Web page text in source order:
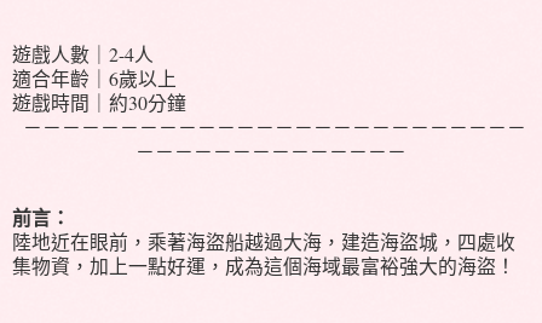
遊戲人數｜2-4人
適合年齡｜6歲以上
遊戲時間｜約30分鐘
－－－－－－－－－－－－－－－－－－－－－－－－－－
－－－－－－－－－－－－－－
前言：
陸地近在眼前，乘著海盜船越過大海，建造海盜城，四處收
集物資，加上一點好運，成為這個海域最富裕強大的海盜！